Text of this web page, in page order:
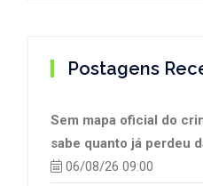
Postagens
Sem mapa oficial do
sabe quanto já perdeu
06/08/26 09:00